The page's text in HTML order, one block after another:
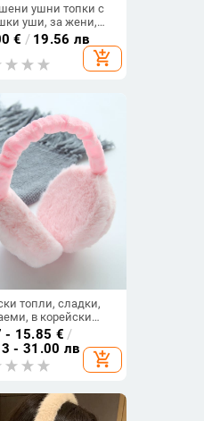
ушни топки с
уши, за жени,
монохромен стил
€ / 19.56 лв
add_shopping_cart
топли, сладки,
в корейски
мъжки, детски,
студентски,
- 15.85 € /
- 31.00 лв
add_shopping_cart